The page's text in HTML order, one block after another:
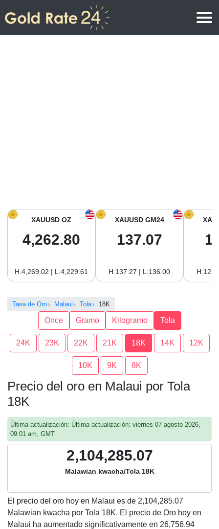
Precio del Oro hoy en América del sur
XAUUSD OZ
4,262.80
H:4,269.02 | L:4,229.61
XAUUSD GM24
137.07
H:137.27 | L:136.00
Tasa de Oro Malaui Tola 18K
Once Gramo Kilogramo Tola
24K 23K 22K 21K 18K 14K 12K
10K 9K 8K
Precio del oro en Malaui por Tola
18K
Última actualización: Última actualización: viernes 07 agosto 2026,
09:01 am, GMT
2,104,285.07
Malawian kwacha/Tola 18K
El precio del oro hoy en Malaui es de 2,104,285.07
Malawian kwacha por Tola 18K. El precio de Oro hoy en
Malaui ha aumentado significativamente en 26,756.94